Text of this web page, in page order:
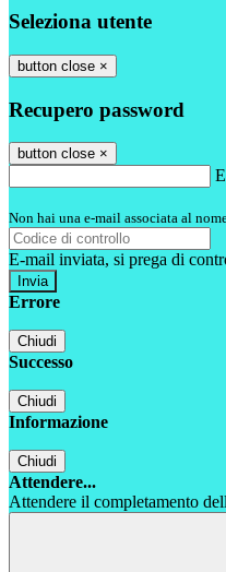
Seleziona utente
button close ×
Recupero password
button close ×
Non hai una e-mail associata al
E-mail inviata, si prega di
Errore
Chiudi
Successo
Chiudi
Informazione
Chiudi
Attendere...
Attendere il completamento